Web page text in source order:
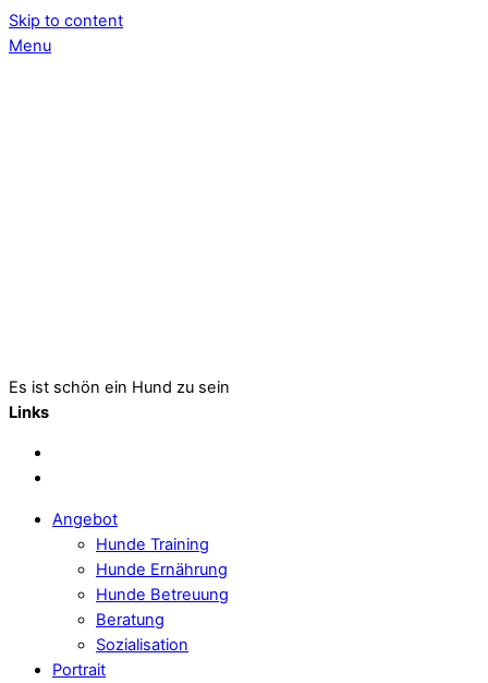
Skip to content
Menu
Es ist schön ein Hund zu sein
Links
Angebot
Hunde Training
Hunde Ernährung
Hunde Betreuung
Beratung
Sozialisation
Portrait